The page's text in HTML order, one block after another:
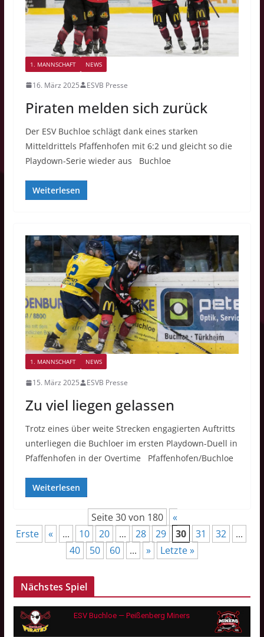
1. MANNSCHAFT NEWS
16. März 2025 ESVB Presse
Piraten melden sich zurück
Der ESV Buchloe schlägt dank eines starken
Mitteldrittels Pfaffenhofen mit 6:2 und gleicht so die
Playdown-Serie wieder aus Buchloe
Weiterlesen
1. MANNSCHAFT NEWS
15. März 2025 ESVB Presse
Zu viel liegen gelassen
Trotz eines über weite Strecken engagierten Auftritts
unterliegen die Buchloer im ersten Playdown-Duell in
Pfaffenhofen in der Overtime Pfaffenhofen/Buchloe
Weiterlesen
Seite 30 von 180
«
Erste
« ... 10 20 ... 28 29 30 31 32
...
40
50 60 ... » Letzte »
Nächstes Spiel
ESV Buchloe — Peißenberg Miners